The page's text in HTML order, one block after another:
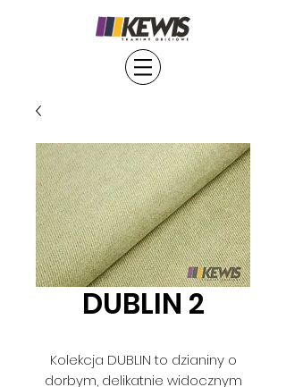
DUBLIN 2
Kolekcja DUBLIN to dzianiny o
dorbym, delikatnie widocznym